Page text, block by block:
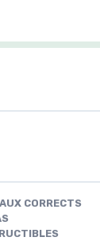
CORRECTS